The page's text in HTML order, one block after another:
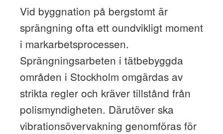
Vid byggnation på bergstomt är
sprängning ofta ett oundvikligt moment
i markarbetsprocessen.
Sprängningsarbeten i tätbebyggda
områden i Stockholm omgärdas av
strikta regler och kräver tillstånd från
polismyndigheten. Därutöver ska
vibrationsövervakning genomföras för